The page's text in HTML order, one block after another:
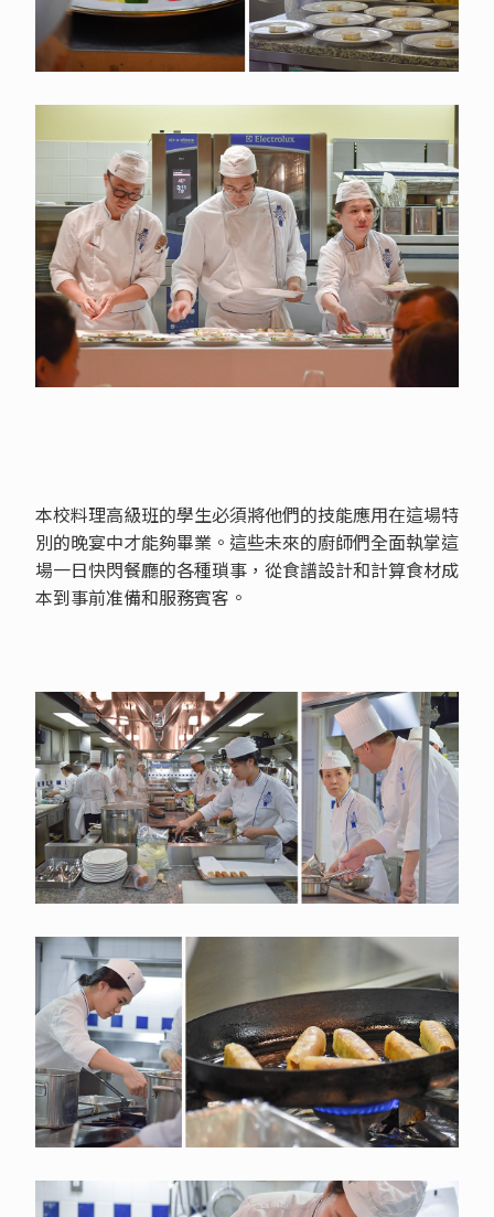
本校料理高級班的學生必須將他們的技能應用在這場特
別的晚宴中才能夠畢業。這些未來的廚師們全面執掌這
場一日快閃餐廳的各種瑣事，從食譜設計和計算食材成
本到事前准備和服務賓客。